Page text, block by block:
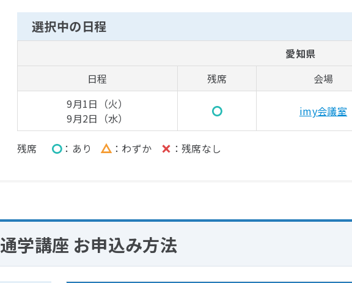
選択中の日程
愛知県
日程
残席
会場
9月1日（火）
9月2日（水）
○ imy会議室
残席 ○ あり △ わずか × 残席なし
通学講座 お申込み方法